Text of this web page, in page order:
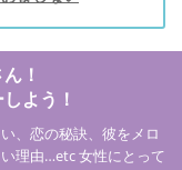
！
よう！
、恋の秘訣、彼をメロ
理由…etc 女性にとって